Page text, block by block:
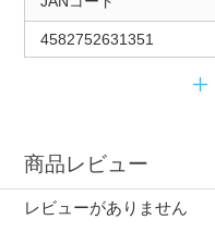
4582752631351
商品レビュー
レビューがありません